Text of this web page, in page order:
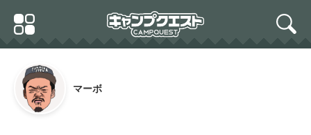
Primary
Menu
search
マーボ